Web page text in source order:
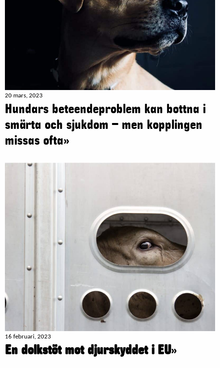
20 mars, 2023
Hundars beteendeproblem kan bottna i
smärta och sjukdom – men kopplingen
missas ofta»
16 februari, 2023
En dolkstöt mot djurskyddet i EU»